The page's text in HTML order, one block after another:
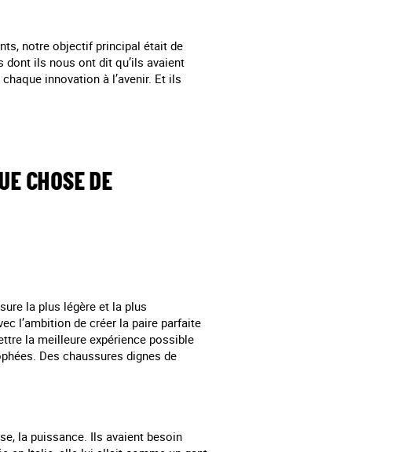
notre objectif principal était de
dont ils nous ont dit qu’ils avaient
innovation à l’avenir. Et ils
CHOSE DE
la plus légère et la plus
l’ambition de créer la paire parfaite
la meilleure expérience possible
Des chaussures dignes de
la puissance. Ils avaient besoin